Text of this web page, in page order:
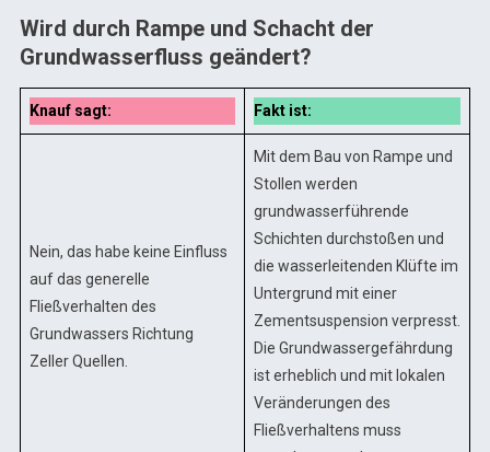
Wird durch Rampe und Schacht der
Grundwasserfluss geändert?
Knauf sagt: Fakt ist:
Nein, das habe keine Einfluss
auf das generelle
Fließverhalten des
Grundwassers Richtung
Zeller Quellen.
Mit dem Bau von Rampe und
Stollen werden
grundwasserführende
Schichten durchstoßen und
die wasserleitenden Klüfte im
Untergrund mit einer
Zementsuspension verpresst.
Die Grundwassergefährdung
ist erheblich und mit lokalen
Veränderungen des
Fließverhaltens muss